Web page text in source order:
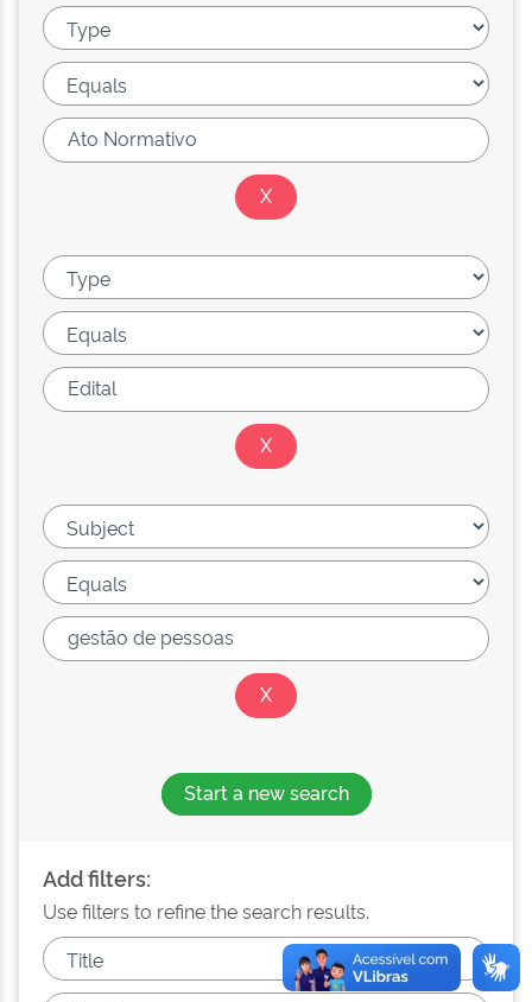
Start a new search
Add filters:
Use filters to refine the search results.